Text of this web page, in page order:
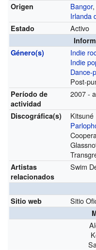
Origen
Bangor
Irlanda
Estado Activo
Género(s)
Indie
Indie
Dance-
Post-
Período de
actividad
2007 -
Discográfica(s)
Kitsuné
Artistas
relacionados
Swim
Sitio web
Sitio